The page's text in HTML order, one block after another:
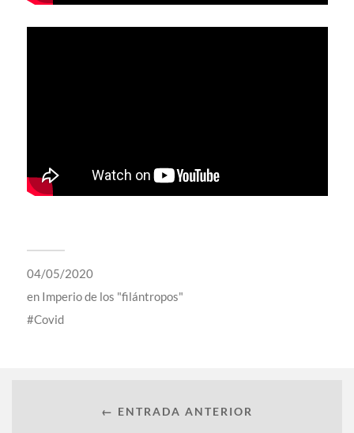
04/05/2020
en Imperio de los "filántropos"
Covid
← ENTRADA ANTERIOR